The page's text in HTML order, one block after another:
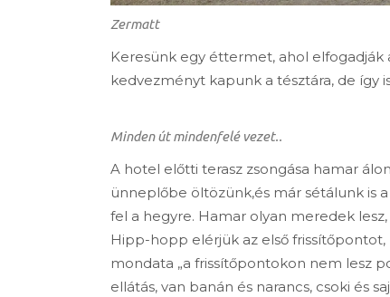
Zermatt
Keresünk egy éttermet, ahol elfogadják
kedvezményt kapunk a tésztára, de így
Minden út mindenfelé vezet..
A hotel előtti terasz zsongása hamar
ünneplőbe öltözünk,és már sétálunk is
fel a hegyre. Hamar olyan meredek
Hipp-hopp elérjük az első
mondata „a frissítőpontokon nem lesz
ellátás, van banán és narancs, csoki és